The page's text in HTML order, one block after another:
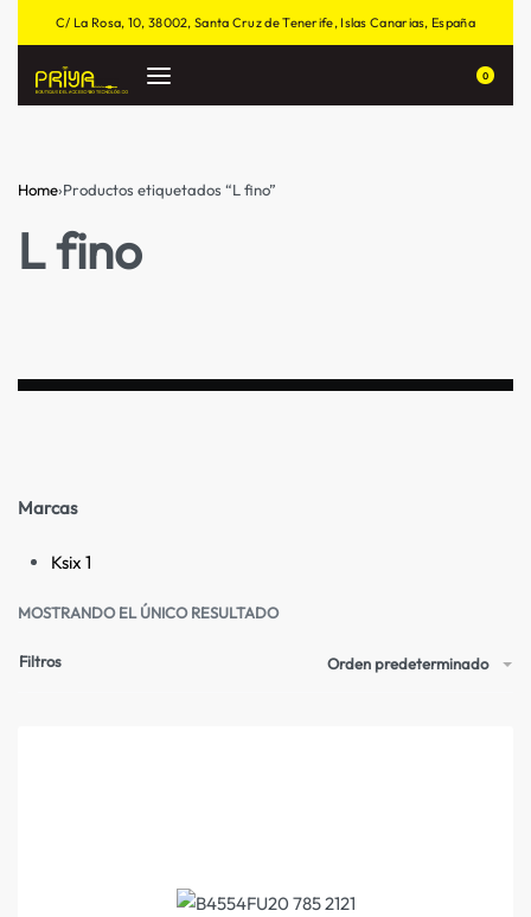
C/ La Rosa, 10, 38002, Santa Cruz de Tenerife, Islas Canarias, España
0
Home›Productos etiquetados “L fino”
L fino
Marcas
Ksix 1
MOSTRANDO EL ÚNICO RESULTADO
Orden predeterminado
Filtros